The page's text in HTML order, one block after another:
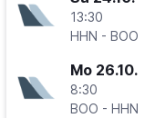
13:30
HHN - BOO
Mo 26.10.
8:30
BOO - HHN